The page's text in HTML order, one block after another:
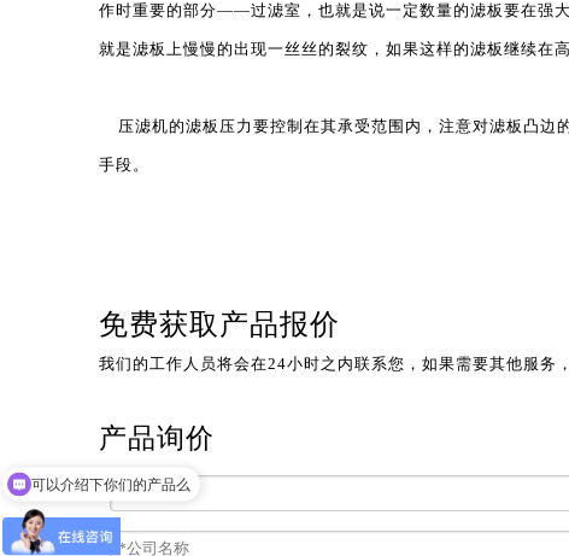
作时重要的部分——过滤室，也就是说一定数量的滤板要在强
就是滤板上慢慢的出现一丝丝的裂纹，如果这样的滤板继续在
压滤机的滤板压力要控制在其承受范围内，注意对滤板凸边
手段。
免费获取产品报价
我们的工作人员将会在24小时之内联系您，如果需要其他服务
产品询价
可以介绍下你们的产品么